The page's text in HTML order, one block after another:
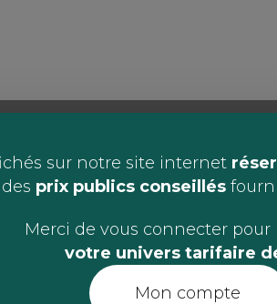
sur notre site internet
prix publics conseillés
Merci de vous connecter pour
votre univers tarifaire
Mon compte